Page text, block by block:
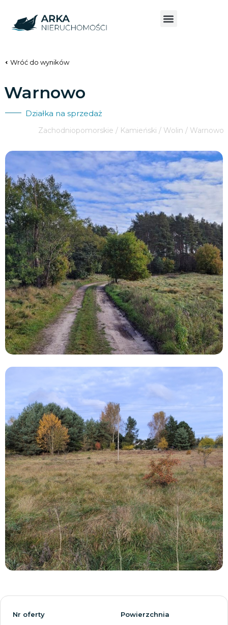
Wróć do wyników
Warnowo
Działka na sprzedaż
Zachodniopomorskie / Kamieński / Wolin / Warnowo
Zobacz wszystkie
Nr oferty Powierzchnia